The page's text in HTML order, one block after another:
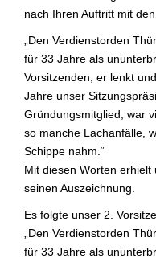
nach Ihren Auftritt mit
„Den Verdienstorden
für 33 Jahre als
Vorsitzenden, er lenkt
Jahre unser
Gründungsmitglied, war
so manche Lachanfälle,
Schippe nahm.“
Mit diesen Worten
seinen Auszeichnung.
Es folgte unser 2.
„Den Verdienstorden
für 33 Jahre als